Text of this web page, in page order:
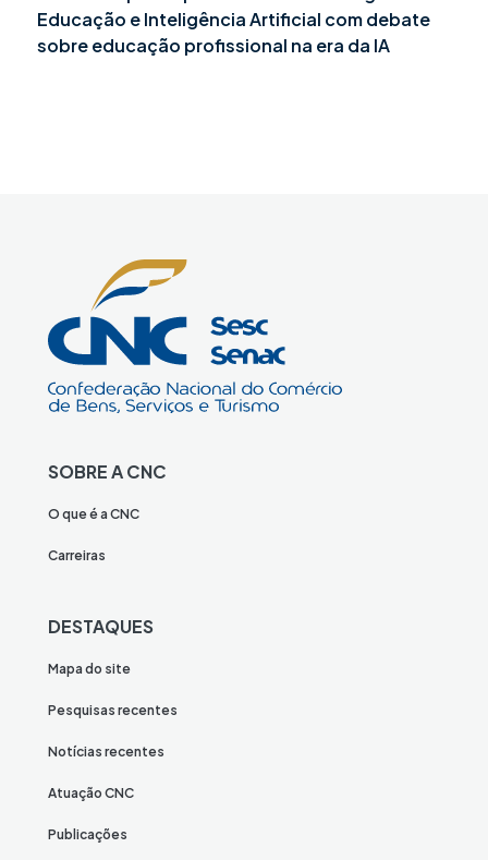
Educação e Inteligência Artificial com debate
sobre educação profissional na era da IA
SOBRE A CNC
O que é a CNC
Carreiras
DESTAQUES
Mapa do site
Pesquisas recentes
Notícias recentes
Atuação CNC
Publicações